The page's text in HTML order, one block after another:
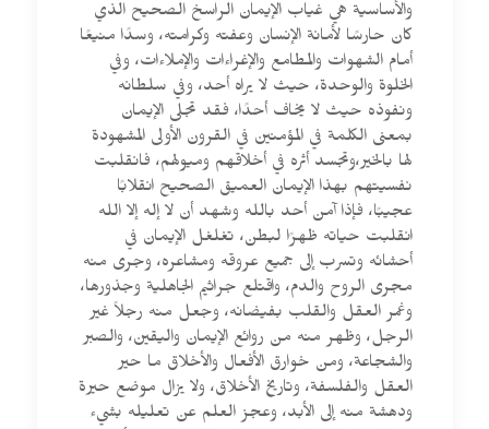
والأساسية هي غياب الإيمان الراسخ الصحيح الذي
كان حارسًا لأمانة الإنسان وعفته وكرامته، وسدًا منيعًا
أمام الشهوات والمطامع والإغراءات والإملاءات، وفي
الخلوة والوحدة، حيث لا يراه أحد، وفي سلطانه
ونفوذه حيث لا يخاف أحدًا، فقد تجلى الإيمان
بمعنى الكلمة في المؤمنين في القرون الأولى المشهودة
لها بالخير،وتجسد أثره في أخلاقهم وميولهم، فانقلبت
نفسيتهم بهذا الإيمان العميق الصحيح انقلابًا
عجيبًا، فإذا آمن أحد بالله وشهد أن لا إله إلا الله
انقلبت حياته ظهرًا لبطن، تغلغل الإيمان في
أحشائه وتسرب إلى جميع عروقه ومشاعره، وجرى منه
مجرى الروح والدم، واقتلع جراثيم الجاهلية وجذورها،
وغمر العقل والقلب بفيضانه، وجعل منه رجلاً غير
الرجل، وظهر منه من روائع الإيمان واليقين، والصبر
والشجاعة، ومن خوارق الأفعال والأخلاق ما حير
العقل والفلسفة، وتاريخ الأخلاق، ولا يزال موضع حيرة
ودهشة منه إلى الأبد، وعجز العلم عن تعليله بشيء